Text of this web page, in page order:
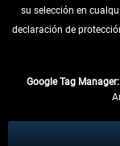
DESISTIR DEL
tasas de
su selección en
declaración de
Google Tag Manager: